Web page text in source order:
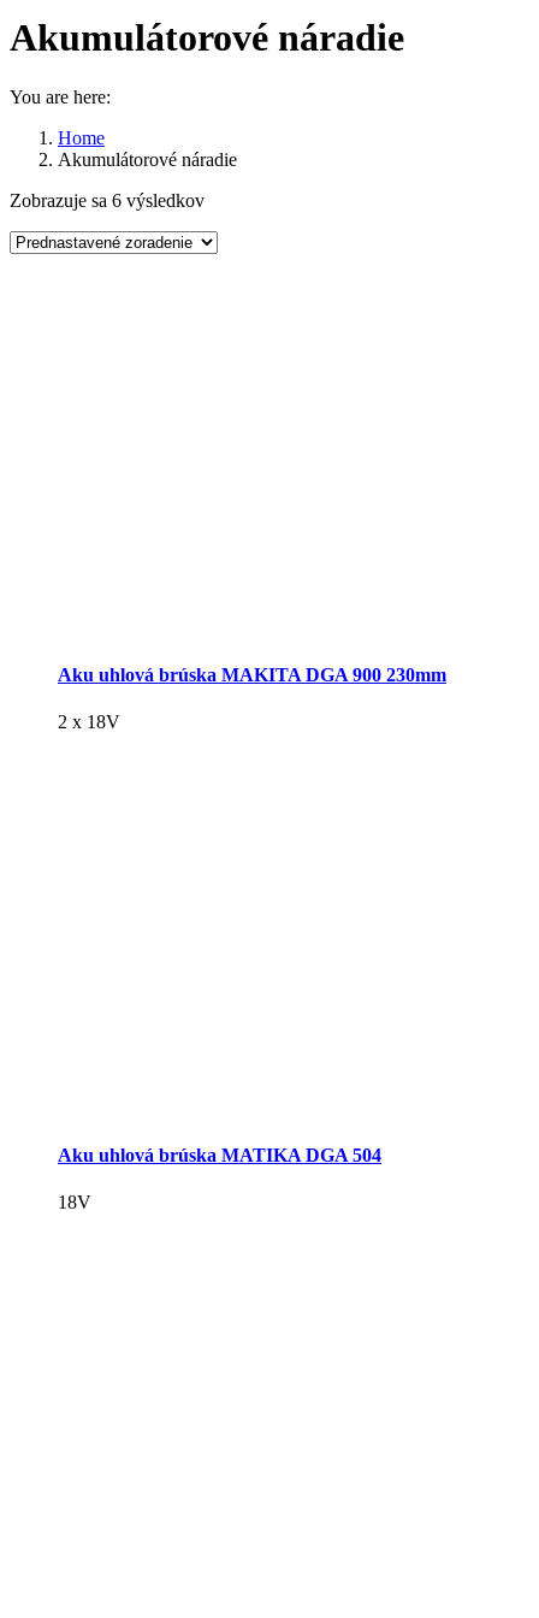
Akumulátorové náradie
You are here:
Home
Akumulátorové náradie
Zobrazuje sa 6 výsledkov
Aku uhlová brúska MAKITA DGA 900 230mm
2 x 18V
Aku uhlová brúska MATIKA DGA 504
18V